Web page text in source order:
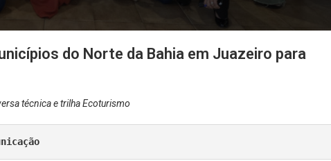
do Norte da Bahia em Juazeiro para
técnica e trilha Ecoturismo